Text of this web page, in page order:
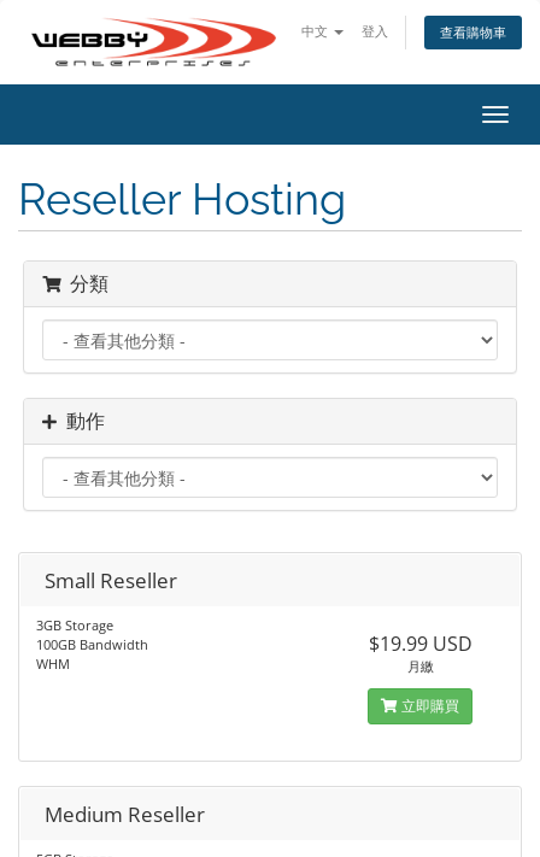
中文 登入 查看購物車
切
換
Reseller Hosting
分類
動作
Small Reseller
3GB Storage
100GB Bandwidth
WHM
$19.99 USD
月繳
立即購買
Medium Reseller